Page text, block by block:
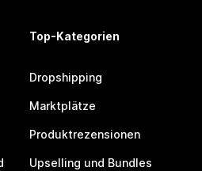
Top-Kategorien
Dropshipping
Marktplätze
Produktrezensionen
Upselling und Bundles